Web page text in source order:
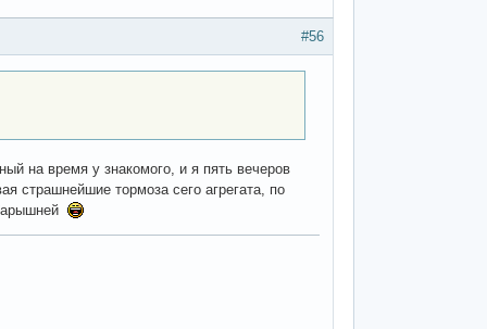
#56
на время у знакомого, и я пять вечеров
страшнейшие тормоза сего агрегата, по